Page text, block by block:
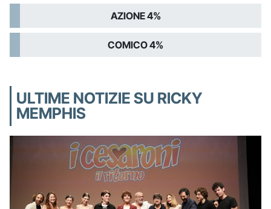
AZIONE 4%
COMICO 4%
ULTIME NOTIZIE SU RICKY
MEMPHIS